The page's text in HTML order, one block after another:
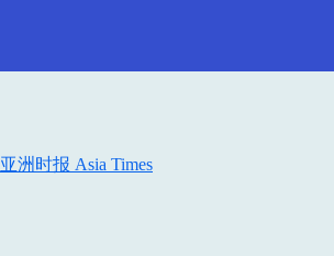
亚洲时报 Asia Times